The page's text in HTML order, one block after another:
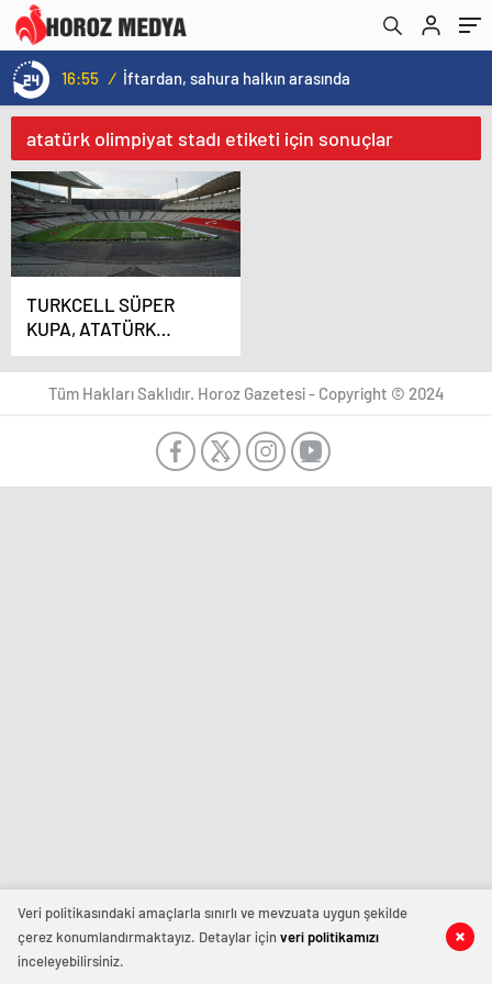
16:55 / İftardan, sahura halkın arasında
atatürk olimpiyat stadı etiketi için sonuçlar
TURKCELL SÜPER
KUPA, ATATÜRK
OLİMPİYAT STADI’NDA
OYNANACAK
Tüm Hakları Saklıdır. Horoz Gazetesi - Copyright © 2024
Veri politikasındaki amaçlarla sınırlı ve mevzuata uygun şekilde
çerez konumlandırmaktayız. Detaylar içinveri politikamızı
inceleyebilirsiniz.